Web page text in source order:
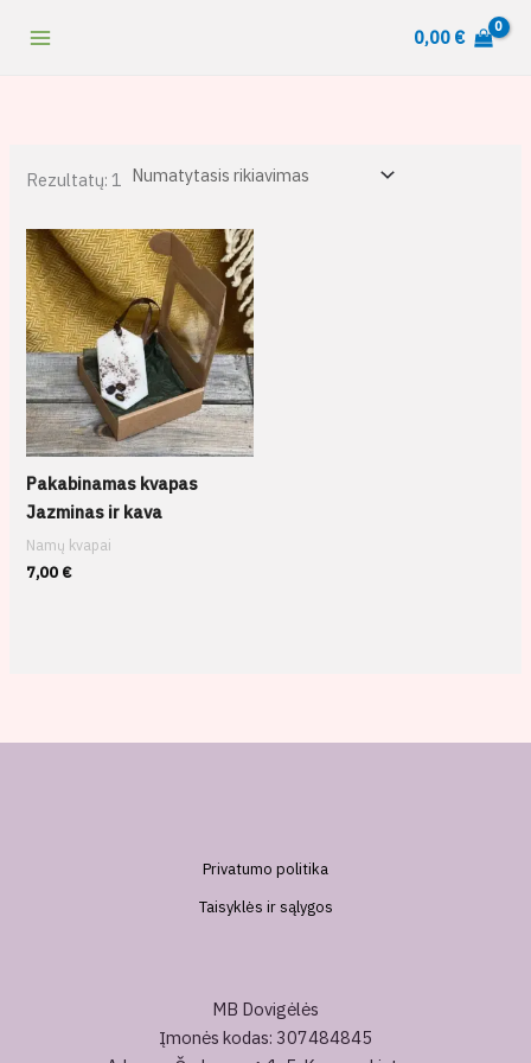
0,00 €
Rezultatų: 1
Pakabinamas kvapas
Jazminas ir kava
Namų kvapai
7,00 €
Privatumo politika
Taisyklės ir sąlygos
MB Dovigėlės
Įmonės kodas: 307484845